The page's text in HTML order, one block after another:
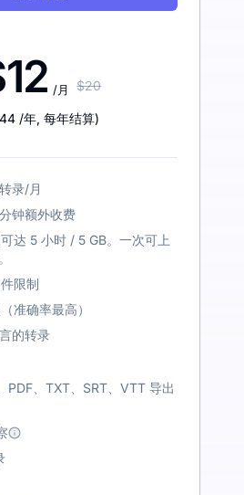
/月 $20
/年, 每年结算)
录/月
钟额外收费
达 5 小时 / 5 GB。一次可上
限制
准确率最高）
的转录
PDF、TXT、SRT、VTT 导出